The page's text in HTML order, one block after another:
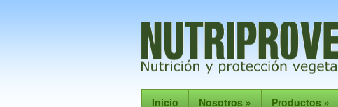
Inicio Nosotros » Productos »